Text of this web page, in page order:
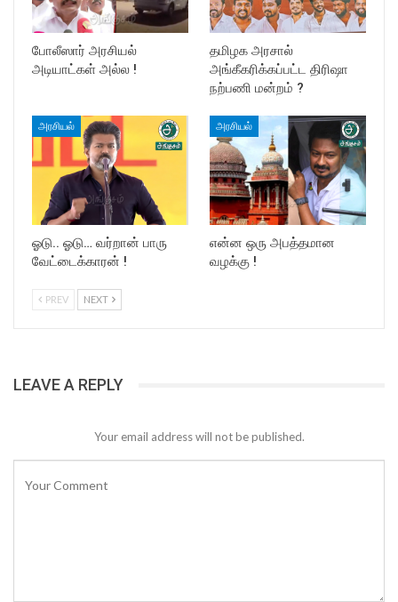
போலீஸார் அரசியல்
அடியாட்கள் அல்ல !
தமிழக அரசால்
அங்கீகரிக்கப்பட்ட திரிஷா
நற்பணி மன்றம் ?
அரசியல்
ஓடு.. ஓடு… வர்றான் பாரு
வேட்டைக்காரன் !
அரசியல்
என்ன ஒரு அபத்தமான
வழக்கு !
PREV NEXT
LEAVE A REPLY
Your email address will not be published.